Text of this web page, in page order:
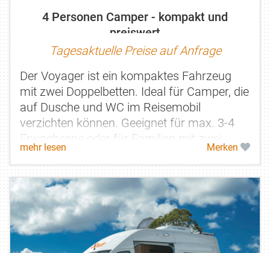
4 Personen Camper - kompakt und
preiswert
Tagesaktuelle Preise auf Anfrage
Der Voyager ist ein kompaktes Fahrzeug
mit zwei Doppelbetten. Ideal für Camper, die
auf Dusche und WC im Reisemobil
verzichten können. Geeignet für max. 3-4
Erwachsene oder für Familien mit zwei
Kindern.
mehr lesen Merken